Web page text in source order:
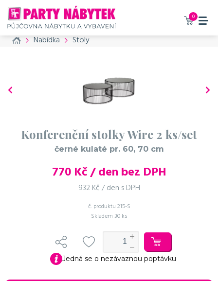
0
Home Nabídka Stoly
Konferenční stolky Wire 2 ks/set
černé kulaté pr. 60, 70 cm
770Kč / den bez DPH
932 Kč / den s DPH
č. produktu 215-S
Skladem 30 ks
Jedná se o nezávaznou poptávku